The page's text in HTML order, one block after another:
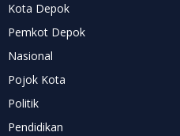
Kota Depok
Pemkot Depok
Nasional
Pojok Kota
Politik
Pendidikan